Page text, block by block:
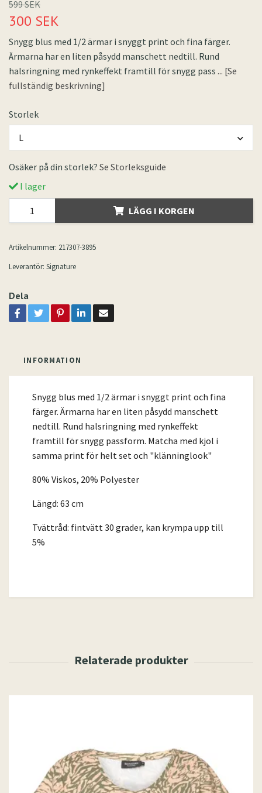
599 SEK
300 SEK
Snygg blus med 1/2 ärmar i snyggt print och fina färger.
Ärmarna har en liten påsydd manschett nedtill. Rund
halsringning med rynkeffekt framtill för snygg pass ... [Se
fullständig beskrivning]
Storlek
L
Osäker på din storlek? Se Storleksguide
I lager
LÄGG I KORGEN
Artikelnummer: 217307-3895
Leverantör: Signature
Dela
INFORMATION
Snygg blus med 1/2 ärmar i snyggt print och fina
färger. Ärmarna har en liten påsydd manschett
nedtill. Rund halsringning med rynkeffekt
framtill för snygg passform. Matcha med kjol i
samma print för helt set och "klänninglook"
80% Viskos, 20% Polyester
Längd: 63 cm
Tvättråd: fintvätt 30 grader, kan krympa upp till
5%